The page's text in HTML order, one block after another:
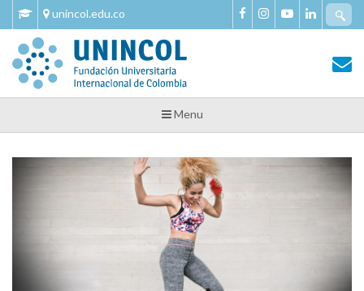
Skip
content
unincol.edu.co
Tu Salud y Bienestar
Tu Salud y Bienestar – Unincol
Menu